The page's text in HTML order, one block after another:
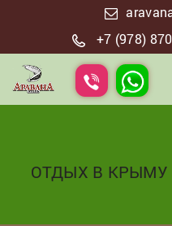
+7 (978)
ОТДЫХ В КРЫМУ